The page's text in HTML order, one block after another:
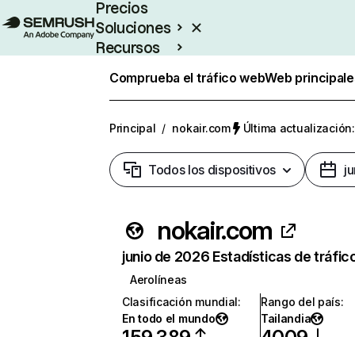
Precios
Soluciones
Recursos
Comprueba el tráfico webWeb
Principal / nokair.com Última
Todos los dispositivos
nokair.com
junio de 2026 Estadísticas de
Aerolíneas
Clasificación mundial:
En todo el mundo
Rango del país:
Tailandia